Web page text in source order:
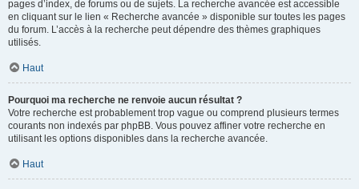
pages d’index, de forums ou de sujets. La recherche avancée est accessible
en cliquant sur le lien « Recherche avancée » disponible sur toutes les pages
du forum. L’accès à la recherche peut dépendre des thèmes graphiques
utilisés.
Haut
Pourquoi ma recherche ne renvoie aucun résultat ?
Votre recherche est probablement trop vague ou comprend plusieurs termes
courants non indexés par phpBB. Vous pouvez affiner votre recherche en
utilisant les options disponibles dans la recherche avancée.
Haut